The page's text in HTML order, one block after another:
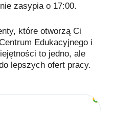
zasypia o 17:00.
które otworzą Ci
Edukacyjnego i
to jedno, ale
lepszych ofert pracy.